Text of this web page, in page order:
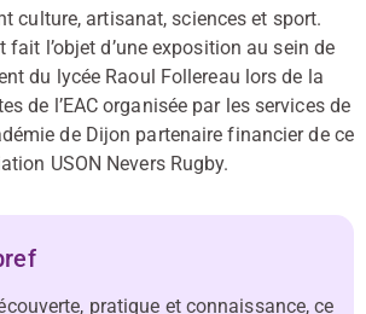
culture, artisanat, sciences et sport.
l’objet d’une exposition au sein de
du lycée Raoul Follereau lors de la
de l’EAC organisée par les services de
de Dijon partenaire financier de ce
USON Nevers Rugby.
pratique et connaissance, ce